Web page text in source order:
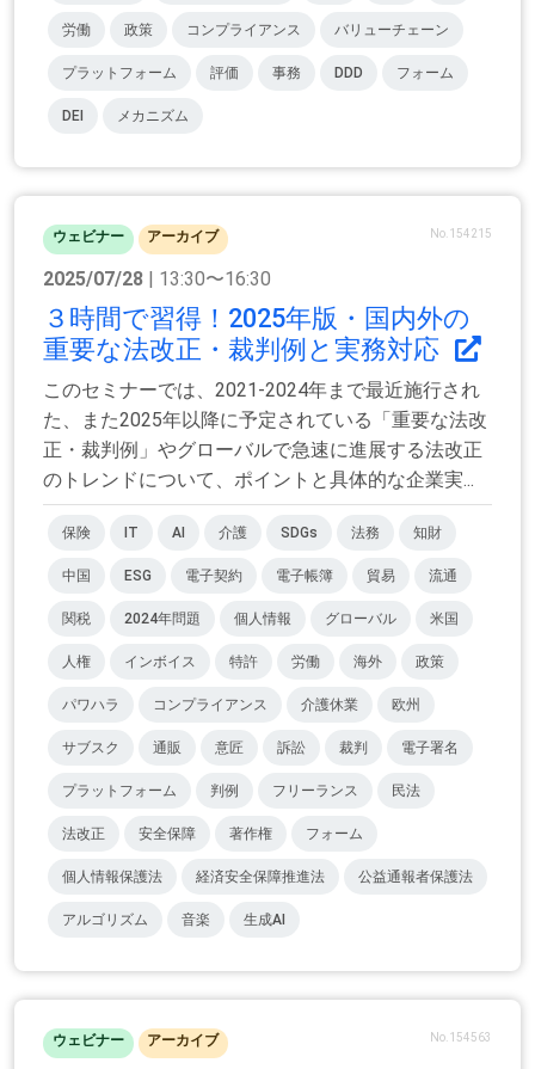
労働 政策 コンプライアンス バリューチェーン
プラットフォーム 評価 事務 DDD フォーム
DEI メカニズム
ウェビナー アーカイブ No.154215
2025/07/28 | 13:30〜16:30
３時間で習得！2025年版・国内外の
重要な法改正・裁判例と実務対応
このセミナーでは、2021-2024年まで最近施行され
た、また2025年以降に予定されている「重要な法改
正・裁判例」やグローバルで急速に進展する法改正
のトレンドについて、ポイントと具体的な企業実...
保険 IT AI 介護 SDGs 法務 知財
中国 ESG 電子契約 電子帳簿 貿易 流通
関税 2024年問題 個人情報 グローバル 米国
人権 インボイス 特許 労働 海外 政策
パワハラ コンプライアンス 介護休業 欧州
サブスク 通販 意匠 訴訟 裁判 電子署名
プラットフォーム 判例 フリーランス 民法
法改正 安全保障 著作権 フォーム
個人情報保護法 経済安全保障推進法 公益通報者保護法
アルゴリズム 音楽 生成AI
ウェビナー アーカイブ No.154563